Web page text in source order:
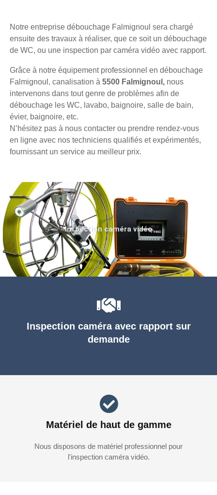
Notre entreprise débouchage Falmignoul sera chargé
ensuite des travaux à réaliser, que ce soit un débouchage
de WC, ou une inspection par caméra vidéo avec rapport.
Grâce à notre équipement professionnel en débouchage
Falmignoul, canalisation à 5500 Falmignoul, nous
intervenons dans tout genre de problèmes afin de
débouchage les WC, lavabo, baignoire, salle de bain,
évier, baignoire, etc.
N’hésitez pas à nous contacter ou prendre rendez-vous
en ligne avec nos techniciens qualifiés et expérimentés,
fournissant un service au meilleur prix.
Inspection caméra avec rapport sur
demande
Matériel de haut de gamme
Nous disposons de matériel professionnel pour
l'inspection caméra vidéo.
Inspection caméra vidéo